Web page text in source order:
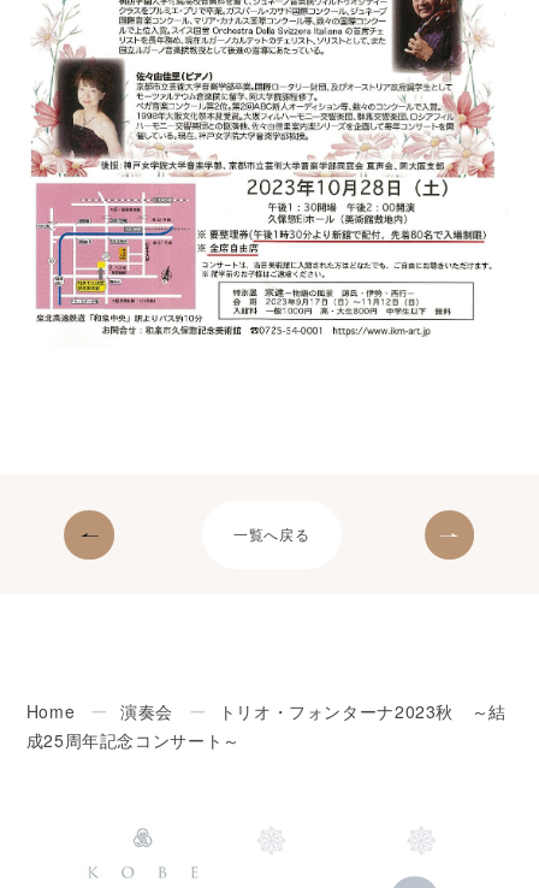
一覧へ戻る
Home ー 演奏会 ー
トリオ・フォンターナ2023秋 ～結
成25周年記念コンサート～